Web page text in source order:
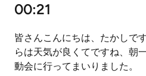
00:21
皆さんこんにちは、たかしで
らは天気が良くてですね、朝
動会に行ってまいりました。